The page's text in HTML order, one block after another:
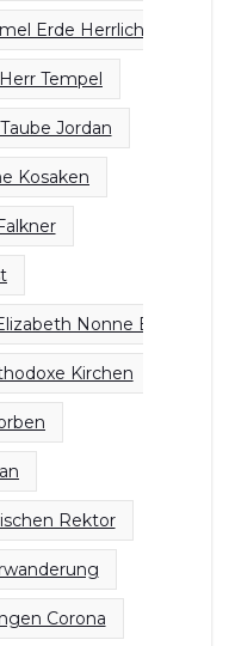
Erde Herrlichkeit
Tempel
Jordan
Kosaken
Nonne Barbara
Kirchen
Rektor
Corona